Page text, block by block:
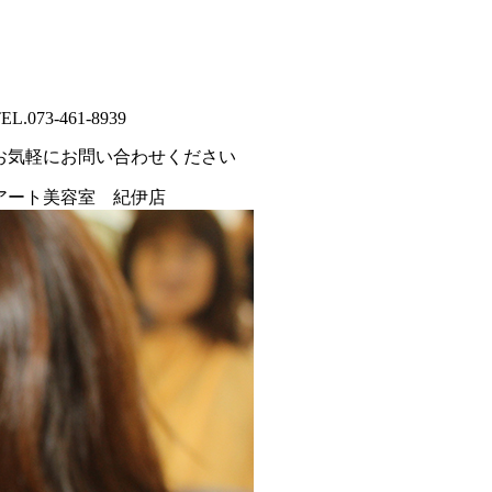
073-461-8939
気軽にお問い合わせください
ート美容室 紀伊店